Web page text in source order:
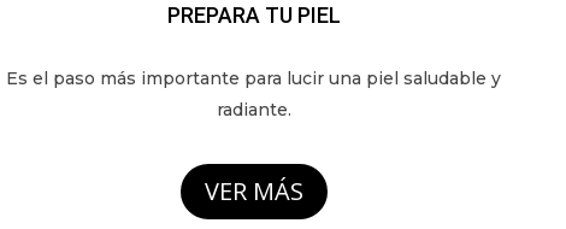
PREPARA TU PIEL
Es el paso más importante para lucir una piel saludable y
radiante.
VER MÁS